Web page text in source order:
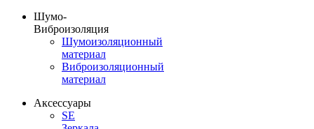
Шумо-
Виброизоляция
Шумоизоляционный
материал
Виброизоляционный
материал
Аксессуары
SE